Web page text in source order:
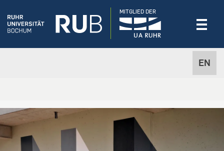
EN
MITGLIED DER